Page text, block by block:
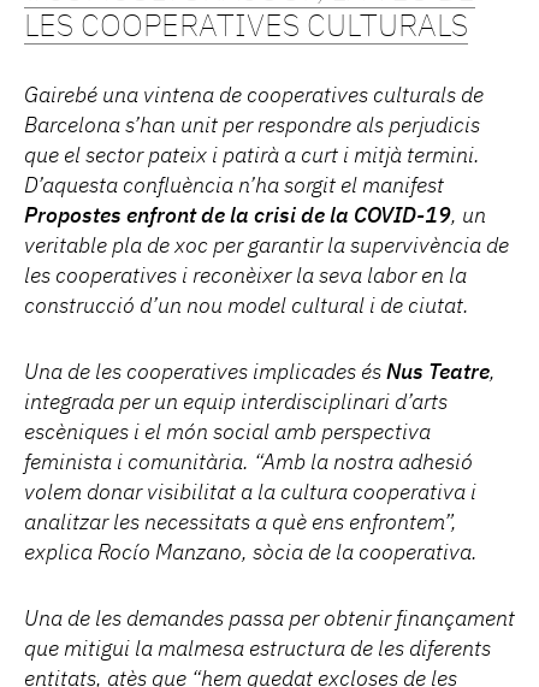
LES COOPERATIVES CULTURALS
Gairebé una vintena de cooperatives culturals de
Barcelona s’han unit per respondre als perjudicis
que el sector pateix i patirà a curt i mitjà termini.
D’aquesta confluència n’ha sorgit el manifest
Propostes enfront de la crisi de la COVID-19, un
veritable pla de xoc per garantir la supervivència de
les cooperatives i reconèixer la seva labor en la
construcció d’un nou model cultural i de ciutat.
Una de les cooperatives implicades és Nus Teatre,
integrada per un equip interdisciplinari d’arts
escèniques i el món social amb perspectiva
feminista i comunitària. “Amb la nostra adhesió
volem donar visibilitat a la cultura cooperativa i
analitzar les necessitats a què ens enfrontem”,
explica Rocío Manzano, sòcia de la cooperativa.
Una de les demandes passa per obtenir finançament
que mitigui la malmesa estructura de les diferents
entitats, atès que “hem quedat excloses de les